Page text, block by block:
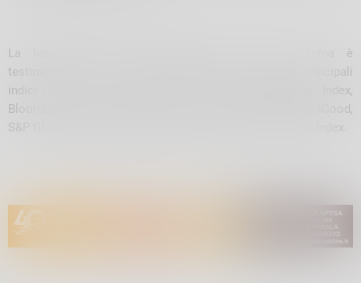
La leadership nella sostenibilità da parte di Terna è
testimoniata, inoltre, dalla presenza della società nei principali
indici ESG, tra i quali: Dow Jones Sustainability Index,
Bloomberg Gender Equality Index, Euronext Vigeo, FTSE4Good,
S&P Global 1200 ESG, MIB ESG, ECPI e GLIO/GRESB ESG Index.